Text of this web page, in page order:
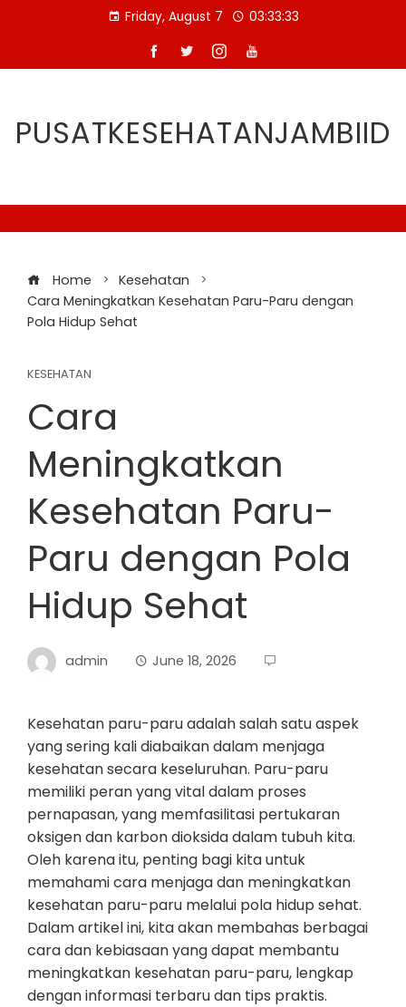
Friday, August 7 03:33:34
PUSATKESEHATANJAMBIID
Home
Kesehatan
Cara Meningkatkan Kesehatan Paru-Paru dengan
Pola Hidup Sehat
KESEHATAN
Cara
Meningkatkan
Kesehatan Paru-
Paru dengan Pola
Hidup Sehat
admin June 18, 2026
Kesehatan paru-paru adalah salah satu aspek
yang sering kali diabaikan dalam menjaga
kesehatan secara keseluruhan. Paru-paru
memiliki peran yang vital dalam proses
pernapasan, yang memfasilitasi pertukaran
oksigen dan karbon dioksida dalam tubuh kita.
Oleh karena itu, penting bagi kita untuk
memahami cara menjaga dan meningkatkan
kesehatan paru-paru melalui pola hidup sehat.
Dalam artikel ini, kita akan membahas berbagai
cara dan kebiasaan yang dapat membantu
meningkatkan kesehatan paru-paru, lengkap
dengan informasi terbaru dan tips praktis.